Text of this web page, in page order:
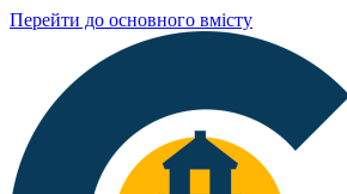
Перейти до основного вмісту